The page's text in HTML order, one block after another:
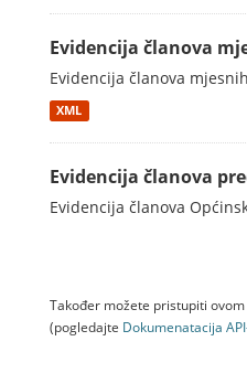
Evidencija članova
Evidencija članova
XML
Evidencija članova
Evidencija članova
Također možete pristupiti
(pogledajte Dokumenаtаcijа